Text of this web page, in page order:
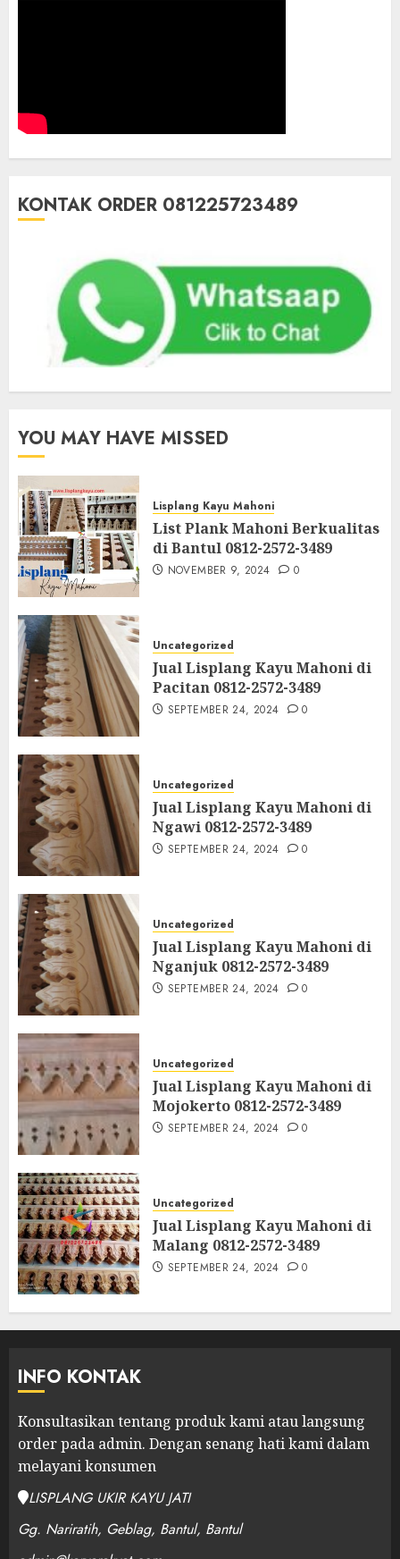
KONTAK ORDER 081225723489
YOU MAY HAVE MISSED
Lisplang Kayu Mahoni
List Plank Mahoni Berkualitas
di Bantul 0812-2572-3489
NOVEMBER 9, 2024 0
Uncategorized
Jual Lisplang Kayu Mahoni di
Pacitan 0812-2572-3489
SEPTEMBER 24, 2024 0
Uncategorized
Jual Lisplang Kayu Mahoni di
Ngawi 0812-2572-3489
SEPTEMBER 24, 2024 0
Uncategorized
Jual Lisplang Kayu Mahoni di
Nganjuk 0812-2572-3489
SEPTEMBER 24, 2024 0
Uncategorized
Jual Lisplang Kayu Mahoni di
Mojokerto 0812-2572-3489
SEPTEMBER 24, 2024 0
Uncategorized
Jual Lisplang Kayu Mahoni di
Malang 0812-2572-3489
SEPTEMBER 24, 2024 0
INFO KONTAK
Konsultasikan tentang produk kami atau langsung
order pada admin. Dengan senang hati kami dalam
melayani konsumen
LISPLANG UKIR KAYU JATI
Gg. Nariratih, Geblag, Bantul, Bantul